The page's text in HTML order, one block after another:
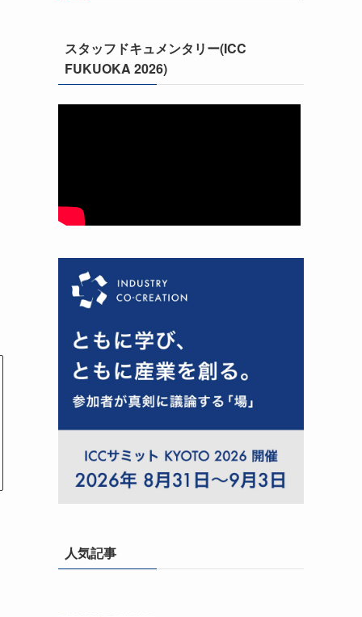
スタッフドキュメンタリー(ICC
FUKUOKA 2026)
人気記事